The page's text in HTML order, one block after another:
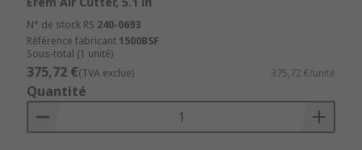
N° de stock RS 240-0693
Référence fabricant 1500BSF
Sous-total (1 unité)
375,72 €(TVA exclue) 375,72 €/unité
Quantité